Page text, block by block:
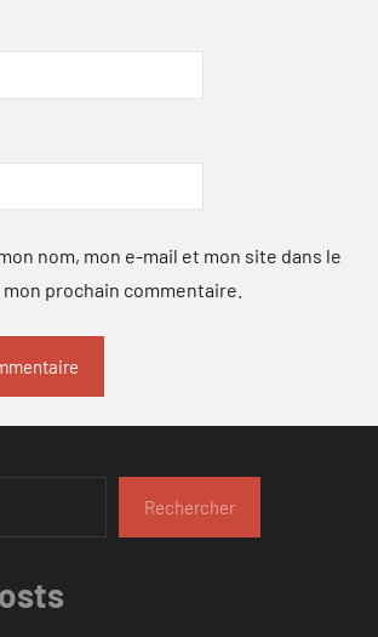
nom, mon e-mail et mon site dans le
prochain commentaire.
Rechercher